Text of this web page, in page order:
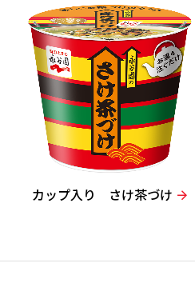
カップ入り さけ茶づけ